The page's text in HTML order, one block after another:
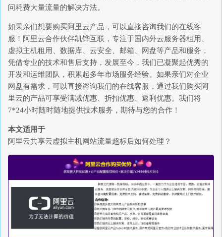
问耗费大量流量的解决方法。
如果亲们想要购买阿里云产品，可以直接咨询我们的在线客
服！阿里云合作伙伴凯铧互联，专注于国内外云服务器租用、
虚拟主机租用、数据库、云安全、邮箱、网盘等产品和服务，
凭借专业的技术和售后支持，发展至今，我们已凝聚起优秀的
开发和运维团队，积累起多年市场服务经验。如果亲们对企业
网盘有需求，可以直接咨询我们的在线客服，通过我们购买阿
里云的产品可享受满减优惠、折扣优惠、返利优惠。我们将
7*24小时随时随地提供技术服务，期待与您的合作！
本文适用于
阿里云共享云虚拟主机网站流量超标后如何处理？